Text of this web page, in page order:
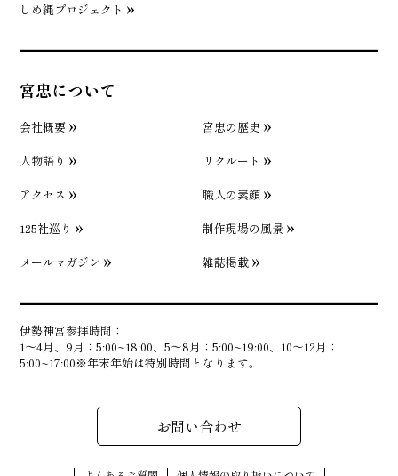
しめ縄プロジェクト
宮忠について
会社概要
宮忠の歴史
人物語り
リクルート
アクセス
職人の素顔
125社巡り
制作現場の風景
メールマガジン
雑誌掲載
伊勢神宮参拝時間：
1〜4月、9月：5:00~18:00、5〜8月：5:00~19:00、10〜12月：
5:00~17:00※年末年始は特別時間となります。
お問い合わせ